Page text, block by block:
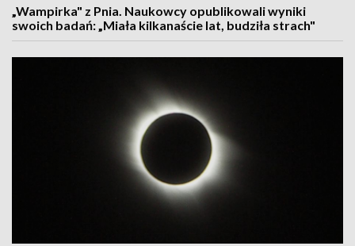
„Wampirka" z Pnia. Naukowcy opublikowali wyniki
swoich badań: „Miała kilkanaście lat, budziła strach"